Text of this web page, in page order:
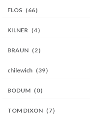
FLOS（66）
KILNER（4）
BRAUN（2）
chilewich（39）
BODUM（0）
TOM DIXON（7）